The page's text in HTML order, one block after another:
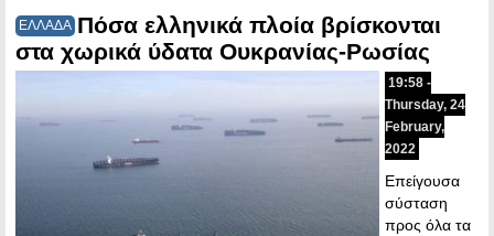
ΕΛΛΑΔΑ Πόσα ελληνικά πλοία βρίσκονται
στα χωρικά ύδατα Ουκρανίας-Ρωσίας
19:58 -
Thursday, 24
February,
2022
Επείγουσα
σύσταση
προς όλα τα